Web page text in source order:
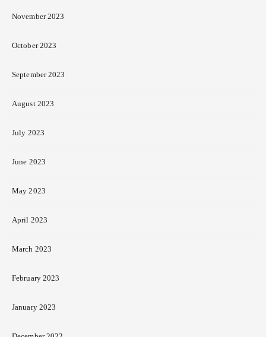
November 2023
October 2023
September 2023
August 2023
July 2023
June 2023
May 2023
April 2023
March 2023
February 2023
January 2023